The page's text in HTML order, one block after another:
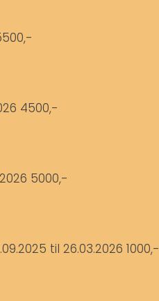
4500,-
5000,-
til 26.03.2026 1000,-